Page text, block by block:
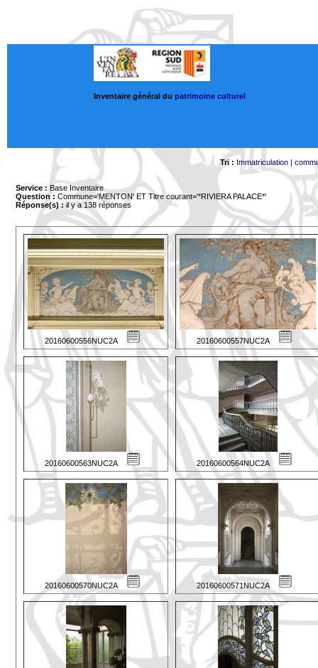
Inventaire général du patrimoine culturel
Tri : Immatriculation|
Service : Base Inventaire
Question : Commune='MENTON' ET Titre courant='*RIVIERA PALACE*'
Réponse(s) :il y a 138 réponses
20160600556NUC2A 20160600557NUC2A
20160600563NUC2A 20160600564NUC2A
20160600570NUC2A 20160600571NUC2A